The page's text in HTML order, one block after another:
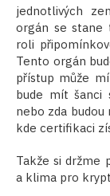
jednotlivých
orgán se stane
roli
Tento orgán
přístup může
bude mít šanci
nebo zda budou
kde certifikaci
Takže si držme
a klima pro